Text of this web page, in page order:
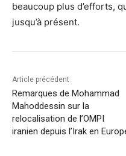
beaucoup plus d’efforts,
jusqu’à présent.
Article précédent
Remarques de Mohammad
Mahoddessin sur la
relocalisation de l’OMPI
iranien depuis l’Irak en